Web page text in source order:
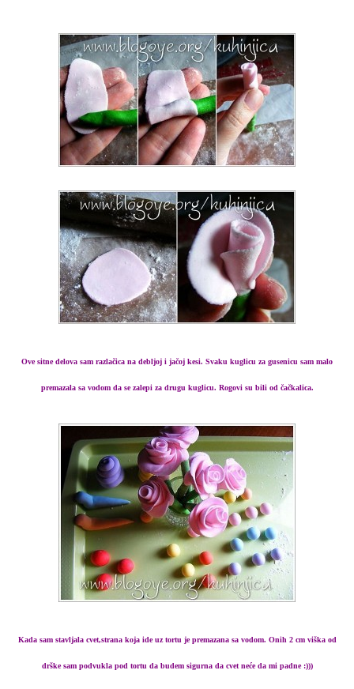
Ove sitne delova sam razlačica na debljoj i jačoj kesi. Svaku kuglicu za gusenicu sam malo
premazala sa vodom da se zalepi za drugu kuglicu. Rogovi su bili od čačkalica.
Kada sam stavljala cvet,strana koja ide uz tortu je premazana sa vodom. Onih 2 cm viška od
drške sam podvukla pod tortu da budem sigurna da cvet neće da mi padne :)))